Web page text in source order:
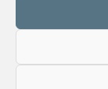
© 2026 MKP